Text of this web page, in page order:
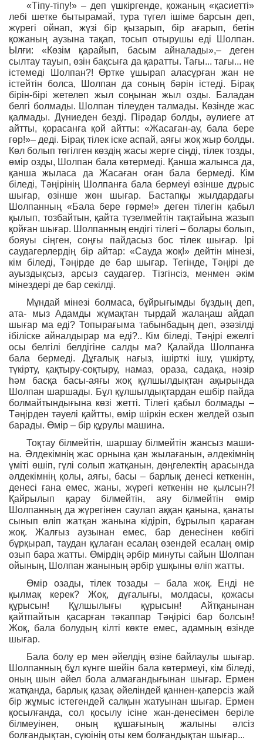
«Тіпу-тіпу!» – деп үшкіргенде, қожаның «қасиетті»
лебі шетке бытырамай, тура түгел ішіме барсын деп,
жүрегі ойнап, жүзі бір қызарып, бір ағарып, бетін
қожаның аузына тақап, тосып отырушы еді Шолпан.
Ылғи: «Көзім қарайып, басым айналады»,– деген
сылтау тауып, өзін бақсыға да қаратты. Тағы... тағы... не
істемеді Шолпан?! Өртке ұшырап аласұрған жан не
істейтін болса, Шолпан да соның бәрін істеді. Бірақ
бірін-бірі жетелеп жыл соңынан жыл озды. Баладан
белгі болмады. Шолпан тілеуден талмады. Көзінде жас
қалмады. Дүниеден безді. Пірәдар болды, әулиеге ат
айтты, қорасанға қой айтты: «Жасаған-ау, бала бере
гөр!»– деді. Бірақ тілек іске аспай, аяғы жоқ жыр болды.
Көл болып төгілген көздің жасы жерге сіңді, тілек тозды,
өмір озды, Шолпан бала көтермеді. Қанша жалынса да,
қанша жыласа да Жасаған оған бала бермеді. Кім
біледі, Тәңірінің Шолпанға бала бермеуі өзінше дұрыс
шығар, өзінше жөн шығар. Бастапқы жылдардағы
Шолпанның «Бала бере гөрме!» деген тілегін қабыл
қылып, тозбайтын, қайта түзелмейтін тақтайына жазып
қойған шығар. Шолпанның ендігі тілегі – болары болып,
бояуы сіңген, соңғы пайдасыз бос тілек шығар. Ірі
саудагерлердің бір айтар: «Сауда жоқ!» дейтін мінезі,
кім біледі, Тәңірде де бар шығар. Тегінде, Тәңірі де
ауыздықсыз, арсыз саудагер. Тізгінсіз, менмен әкім
мінездері де бар секілді.
Мұндай мінезі болмаса, бұйрығымды бұздың деп,
ата- мыз Адамды жұмақтан тырдай жалаңаш айдап
шығар ма еді? Топырағыма табынбадың деп, әзәзілді
ібіліске айналдырар ма еді?.. Кім біледі, Тәңірі ежелгі
осы белгілі белдігіне салды ма? Қалайда Шолпанға
бала бермеді. Дұғалық нағыз, ішірткі ішу, үшкірту,
түкірту, қақтыру-соқтыру, намаз, ораза, садақа, нәзір
һәм басқа басы-аяғы жоқ құлшылдықтан ақырында
Шолпан шаршады. Бұл құлшылдықтардан ешбір пайда
болмайтындығына көзі жетті. Тілегі қабыл болмады –
Тәңірден тәуелі қайтты, өмір шіркін ескен желдей озып
барады. Өмір – бір құрулы машина.
Тоқтау білмейтін, шаршау білмейтін жансыз маши-
на. Әлдекімнің жас орнына қан жылағанын, әлдекімнің
үміті өшіп, гүлі солып жатқанын, дөңгелектің арасында
әлдекімнің қолы, аяғы, басы – барлық денесі кеткенін,
денесі ғана емес, жаны, жүрегі кеткенін не қылсын?!
Қайрылып қарау білмейтін, аяу білмейтін өмір
Шолпанның да жүрегінен саулап аққан қанына, қанаты
сынып өліп жатқан жанына кідіріп, бұрылып қараған
жоқ. Жалғыз аузынан емес, бар денесінен көбігі
бұрқырап, таудан құлаған есалаң өзендей есалаң өмір
озып бара жатты. Өмірдің әрбір минуты сайын Шолпан
ойының, Шолпан жанының әрбір ұшқыны өліп жатты.
Өмір озады, тілек тозады – бала жоқ. Енді не
қылмақ керек? Жоқ, дұғалығы, молдасы, қожасы
құрысын! Құлшылығы құрысын! Айтқанынан
қайтпайтын қасарған тәкаппар Тәңірісі бар болсын!
Жоқ, бала болудың кілті көкте емес, адамның өзінде
шығар.
Бала болу ер мен әйелдің өзіне байлаулы шығар.
Шолпанның бұл күнге шейін бала көтермеуі, кім біледі,
оның шын әйел бола алмағандығынан шығар. Ермен
жатқанда, барлық қазақ әйеліндей қаннен-қаперсіз жай
бір жұмыс істегендей салқын жатуынан шығар. Ермен
қосылғанда, сол қосылу ісіне жан-денесімен беріле
білмеуінен, оның құшағының жалыны әлсіз
болғандықтан, сүюінің оты кем болғандықтан шығар...